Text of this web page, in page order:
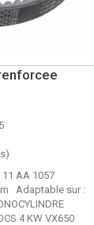
11 AA 1057
Adaptable sur :
4 KW VX650